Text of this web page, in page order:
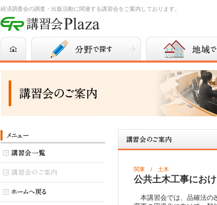
経済調査会の調査・出版活動に関連する講習会をご案内しております。
関東 / 土木
公共土木工事にお
本講習会では、品確法の